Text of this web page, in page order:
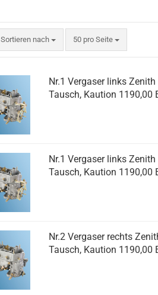
Sortieren nach
Sortieren nach 50 pro Seite
pro Seite
Nr.1 Vergaser links
Tausch, Kaution 1190,00
Nr.1 Vergaser links
Tausch, Kaution 1190,00
Nr.2 Vergaser rechts
Tausch, Kaution 1190,00